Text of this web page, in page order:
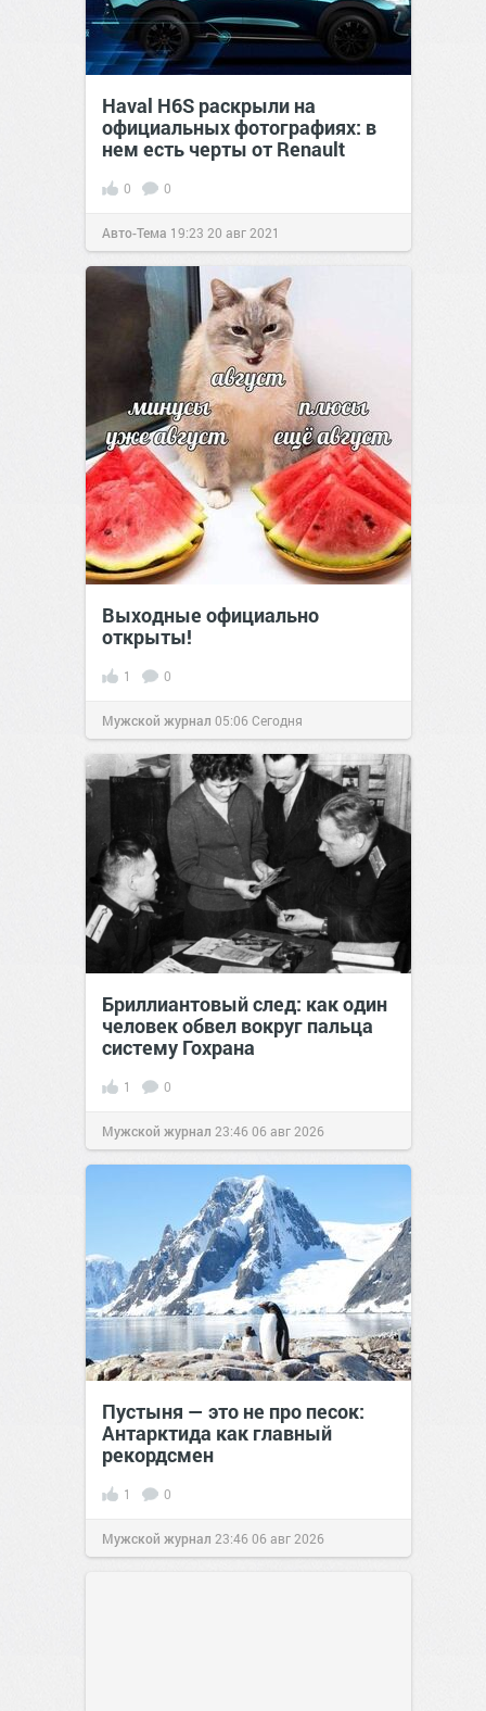
Haval H6S раскрыли на
официальных фотографиях: в
нем есть черты от Renault
0 0
Авто-Тема 19:23 20 авг 2021
Выходные официально
открыты!
1 0
Мужской журнал 05:06Сегодня
Бриллиантовый след: как один
человек обвел вокруг пальца
систему Гохрана
1 0
Мужской журнал 23:4606 авг 2026
Пустыня — это не про песок:
Антарктида как главный
рекордсмен
1 0
Мужской журнал 23:4606 авг 2026